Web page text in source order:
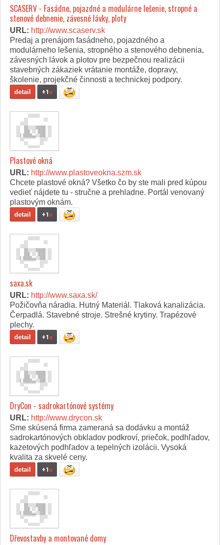
SCASERV - Fasádne, pojazdné a modulárne lešenie, stropné a
stenové debnenie, závesné lávky, ploty
URL: http://www.scaserv.sk
Predaj a prenájom fasádneho, pojazdného a
modulárneho lešenia, stropného a stenového debnenia,
závesných lávok a plotov pre bezpečnou realizácii
stavebných zákaziek vrátanie montáže, dopravy,
školenie, projekčné činnosti a technickej podpory.
detail +1e
Plastové okná
URL: http://www.plastoveokna.szm.sk
Chcete plastové okná? Všetko čo by ste mali pred kúpou
vedieť nájdete tu - stručne a prehladne. Portál venovaný
plastovým oknám.
detail +1e
saxa.sk
URL: http://www.saxa.sk/
Požičovňa náradia. Hutný Materiál. Tlaková kanalizácia.
Čerpadlá. Stavebné stroje. Strešné krytiny. Trapézové
plechy.
detail +1e
DryCon - sadrokartónové systémy
URL: http://www.drycon.sk
Sme skúsená firma zameraná sa dodávku a montáž
sadrokartónových obkladov podkroví, priečok, podhľadov,
kazetových podhľadov a tepelných izolácii. Vysoká
kvalita za skvelé ceny.
detail +1e
Dřevostavby a montované domy